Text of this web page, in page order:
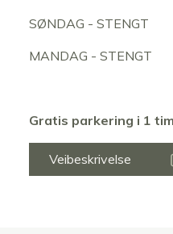
SØNDAG - STENGT
MANDAG - STENGT
Gratis parkering i 1
Veibeskrivelse